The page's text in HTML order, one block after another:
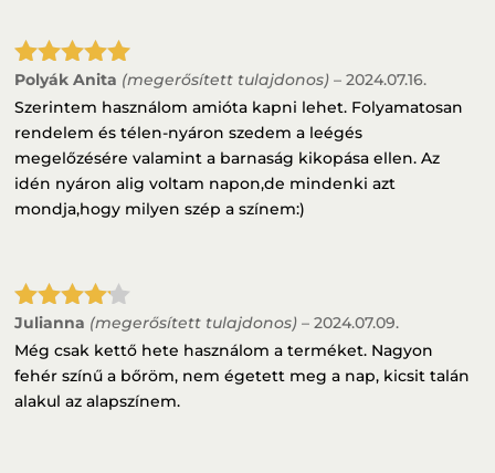
Értékelés:
5/ 5
Polyák Anita (megerősített tulajdonos) – 2024.07.16.
Szerintem használom amióta kapni lehet. Folyamatosan
rendelem és télen-nyáron szedem a leégés
megelőzésére valamint a barnaság kikopása ellen. Az
idén nyáron alig voltam napon,de mindenki azt
mondja,hogy milyen szép a színem:)
Értékelé
s:4/ 5
Julianna (megerősített tulajdonos) – 2024.07.09.
Még csak kettő hete használom a terméket. Nagyon
fehér színű a bőröm, nem égetett meg a nap, kicsit talán
alakul az alapszínem.